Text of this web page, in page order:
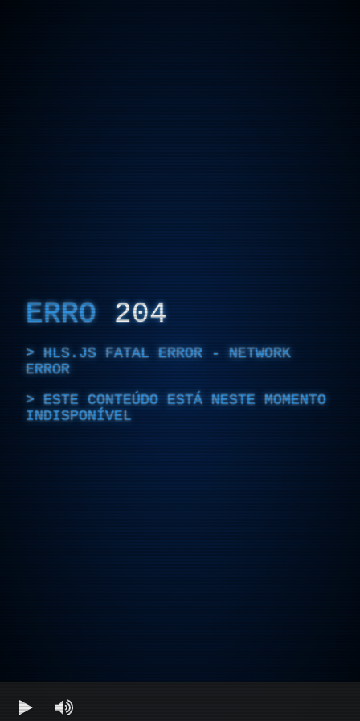
ERRO 204
HLS.JS FATAL ERROR - NETWORK
ERROR
ESTE CONTEÚDO ESTÁ NESTE MOMENTO
INDISPONÍVEL